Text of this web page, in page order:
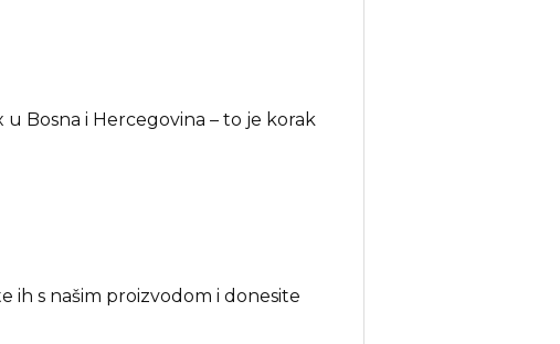
Bosna i Hercegovina – to je korak
s našim proizvodom i donesite